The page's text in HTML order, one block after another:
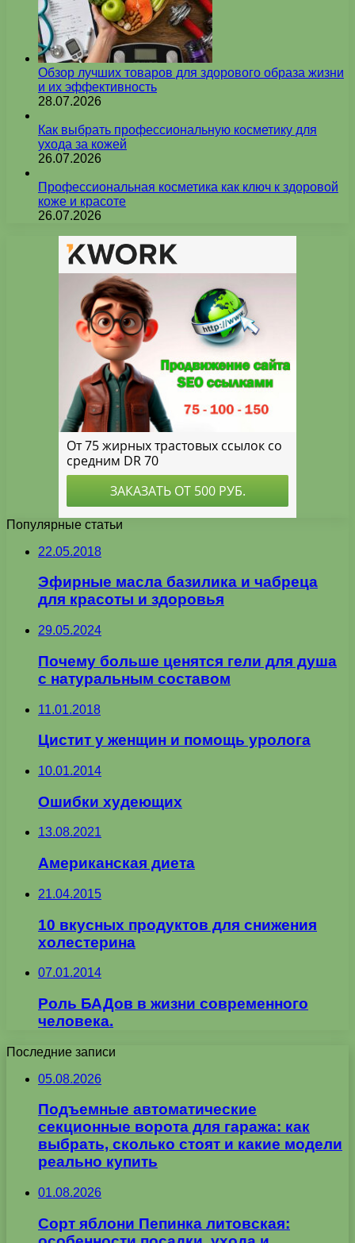
Обзор лучших товаров для здорового образа жизни
и их эффективность
28.07.2026
Как выбрать профессиональную косметику для
ухода за кожей
26.07.2026
Профессиональная косметика как ключ к здоровой
коже и красоте
26.07.2026
Популярные статьи
22.05.2018
Эфирные масла базилика и чабреца
для красоты и здоровья
29.05.2024
Почему больше ценятся гели для душа
с натуральным составом
11.01.2018
Цистит у женщин и помощь уролога
10.01.2014
Ошибки худеющих
13.08.2021
Американская диета
21.04.2015
10 вкусных продуктов для снижения
холестерина
07.01.2014
Роль БАДов в жизни современного
человека.
Последние записи
05.08.2026
Подъемные автоматические
секционные ворота для гаража: как
выбрать, сколько стоят и какие модели
реально купить
01.08.2026
Сорт яблони Пепинка литовская: